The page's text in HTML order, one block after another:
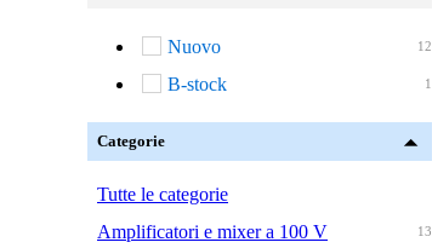
12
Nuovo
1
B-stock
Categorie
Tutte le categorie
13
Amplificatori e mixer a 100 V